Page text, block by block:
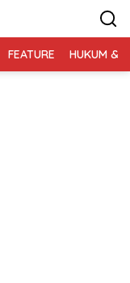
FEATURE HUKUM &